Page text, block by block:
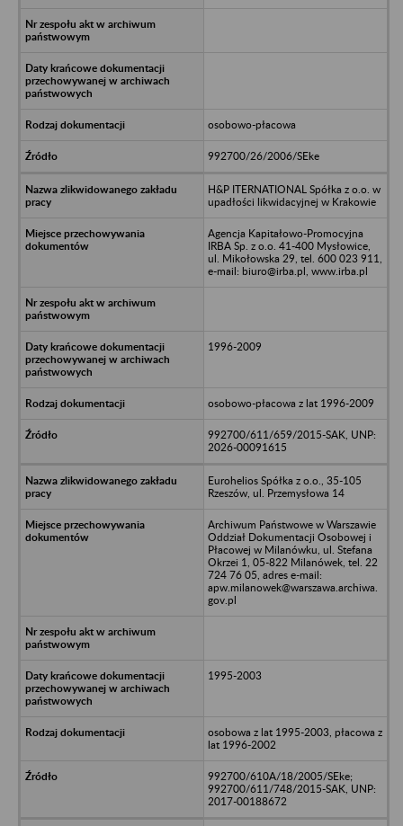
osobowo-płacowa
992700/26/2006/SEke
H&P ITERNATIONAL Spółka z o.o. w
upadłości likwidacyjnej w Krakowie
Agencja Kapitałowo-Promocyjna
IRBA Sp. z o.o. 41-400 Mysłowice,
ul. Mikołowska 29, tel. 600 023 911,
e-mail: biuro@irba.pl, www.irba.pl
1996-2009
osobowo-płacowa z lat 1996-2009
992700/611/659/2015-SAK, UNP:
2026-00091615
Eurohelios Spółka z o.o., 35-105
Rzeszów, ul. Przemysłowa 14
Archiwum Państwowe w Warszawie
Oddział Dokumentacji Osobowej i
Płacowej w Milanówku, ul. Stefana
Okrzei 1, 05-822 Milanówek, tel. 22
724 76 05, adres e-mail:
apw.milanowek@warszawa.archiwa.
gov.pl
1995-2003
osobowa z lat 1995-2003, płacowa z
lat 1996-2002
992700/610A/18/2005/SEke;
992700/611/748/2015-SAK, UNP:
2017-00188672